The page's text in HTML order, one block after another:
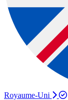
Royaume-Uni